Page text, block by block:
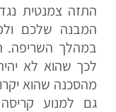
התזה צמנטית
המבנה שלכם
במהלך השריפה.
לכך שהוא לא
מהסכנה שהוא
גם למנוע